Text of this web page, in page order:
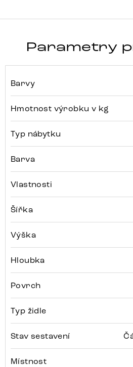
Parametry
Barvy
Hmotnost výrobku v kg
Typ nábytku
Barva
Vlastnosti
Šířka
Výška
Hloubka
Povrch
Typ židle
Stav sestavení
Místnost